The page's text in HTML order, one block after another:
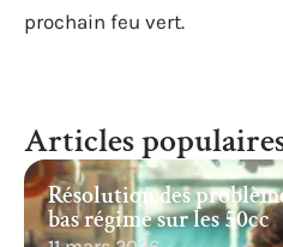
prochain feu vert.
Articles
Résolution des
bas régime sur les 50cc